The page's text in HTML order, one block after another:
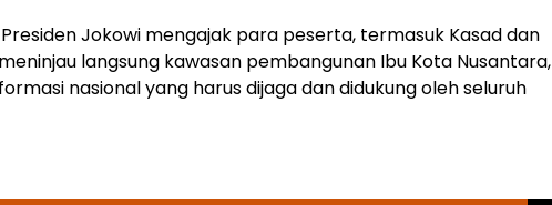
Jokowi mengajak para peserta, termasuk Kasad dan
langsung kawasan pembangunan Ibu Kota Nusantara,
nasional yang harus dijaga dan didukung oleh seluruh